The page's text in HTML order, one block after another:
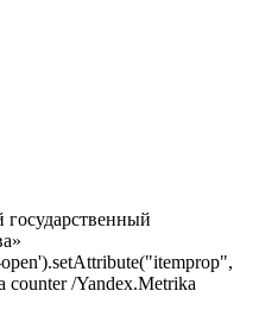
counter/Yandex.Metrika